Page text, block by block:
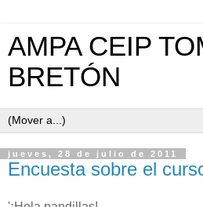
AMPA CEIP
BRETÓN
jueves, 28 de julio de 2011
Encuesta sobre el